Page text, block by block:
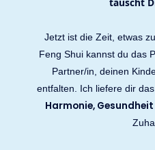
Jetzt ist die Zeit, etwas
Feng Shui kannst du das
Partner/in, deinen
entfalten. Ich liefere dir
Harmonie,